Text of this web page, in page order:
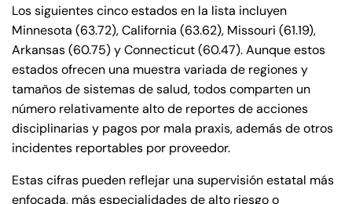
Los siguientes cinco estados en la lista incluyen
Minnesota (63.72), California (63.62), Missouri (61.19),
Arkansas (60.75) y Connecticut (60.47). Aunque estos
estados ofrecen una muestra variada de regiones y
tamaños de sistemas de salud, todos comparten un
número relativamente alto de reportes de acciones
disciplinarias y pagos por mala praxis, además de otros
incidentes reportables por proveedor.
Estas cifras pueden reflejar una supervisión estatal más
enfocada, más especialidades de alto riesgo o